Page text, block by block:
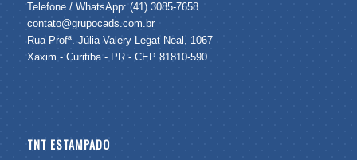
Telefone / WhatsApp: (41) 3085-7658
contato@grupocads.com.br
Rua Profª. Júlia Valery Legat Neal, 1067
Xaxim - Curitiba - PR - CEP 81810-590
TNT ESTAMPADO